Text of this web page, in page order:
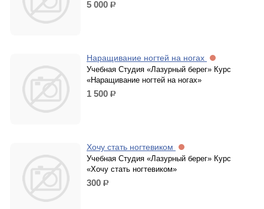
5 000 р.
Наращивание ногтей на ногах
Учебная Студия «Лазурный берег» Курс
«Наращивание ногтей на ногах»
1 500 р.
Хочу стать ногтевиком
Учебная Студия «Лазурный берег» Курс
«Хочу стать ногтевиком»
300 р.